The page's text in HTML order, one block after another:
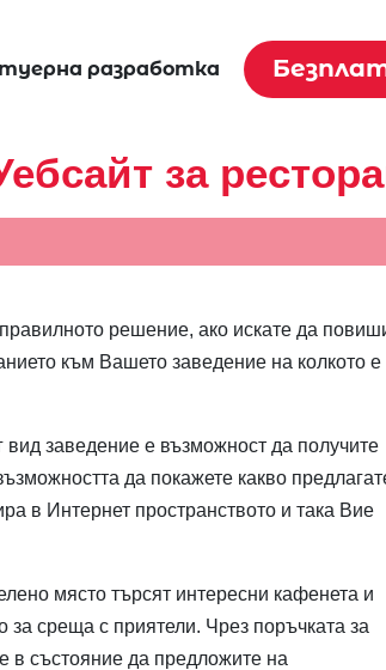
разработка
за
решение, ако искате да
към Вашето заведение на колкото е
заведение е възможност да получите
да покажете какво
в Интернет пространството и така Вие
място търсят интересни кафенета и
за среща с приятели. Чрез поръчката за
в състояние да предложите на